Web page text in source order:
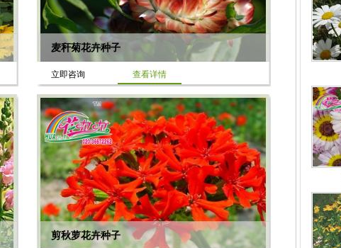
麦秆菊花卉种子
立即咨询 查看详情
剪秋萝花卉种子